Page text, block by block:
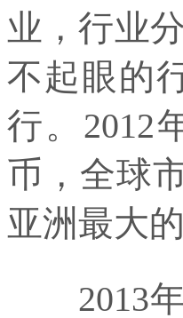
业，行业
不起眼的
行。2012
币，全球
亚洲最大
2013年